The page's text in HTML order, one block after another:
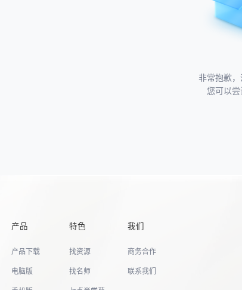
非常抱歉
您可以
产品
产品下载
电脑版
特色
找资源
找名师
我们
商务合作
联系我们